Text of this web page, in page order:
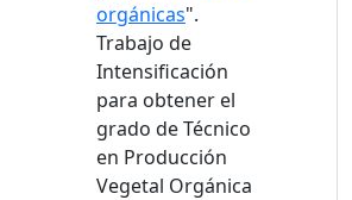
orgánicas".
Trabajo de
Intensificación
para obtener el
grado de Técnico
en Producción
Vegetal Orgánica